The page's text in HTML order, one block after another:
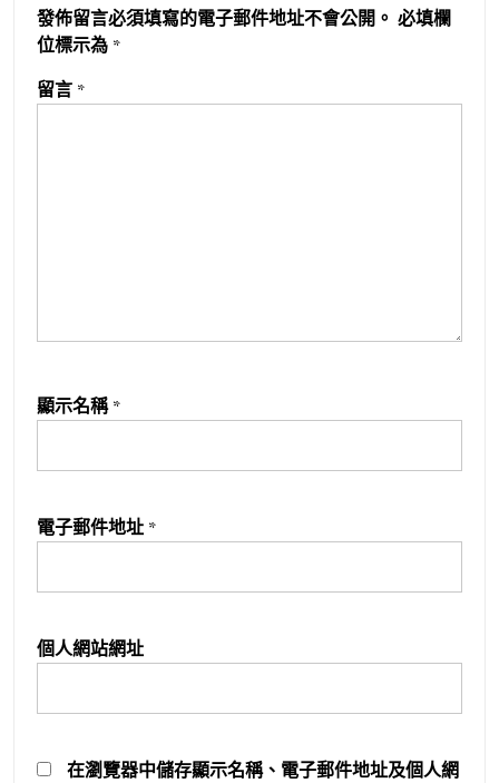
發佈留言必須填寫的電子郵件地址不會公開。 必填欄
位標示為 *
留言 *
顯示名稱 *
電子郵件地址 *
個人網站網址
在瀏覽器中儲存顯示名稱、電子郵件地址及個人網